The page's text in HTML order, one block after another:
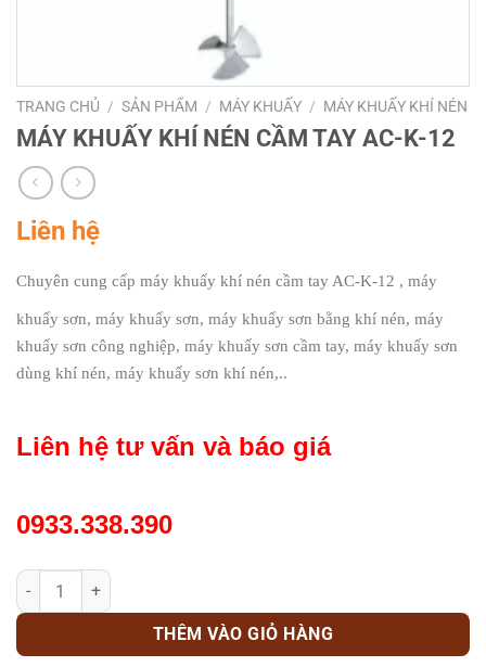
TRANG CHỦ / SẢN PHẨM / MÁY KHUẤY / MÁY KHUẤY KHÍ NÉN
MÁY KHUẤY KHÍ NÉN CẦM TAY AC-K-12
Liên hệ
Chuyên cung cấp máy khuấy khí nén cầm tay AC-K-12 , máy
khuấy sơn, máy khuấy sơn, máy khuấy sơn bằng khí nén, máy
khuấy sơn công nghiệp, máy khuấy sơn cầm tay, máy khuấy sơn
dùng khí nén, máy khuấy sơn khí nén,..
Liên hệ tư vấn và báo giá
0933.338.390
MÁY KHUẤY KHÍ NÉN CẦM TAY AC-K-12 số lượng
THÊM VÀO GIỎ HÀNG